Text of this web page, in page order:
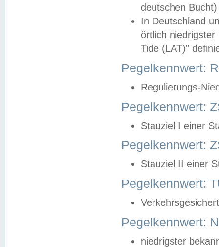
deutschen
In Deutschland
örtlich
Tide (LAT)"
Pegelkennwert:
Regulierungs-
Pegelkennwert:
Stauziel I einer
Pegelkennwert:
Stauziel II einer
Pegelkennwert:
Pegelkennwert:
niedrigster